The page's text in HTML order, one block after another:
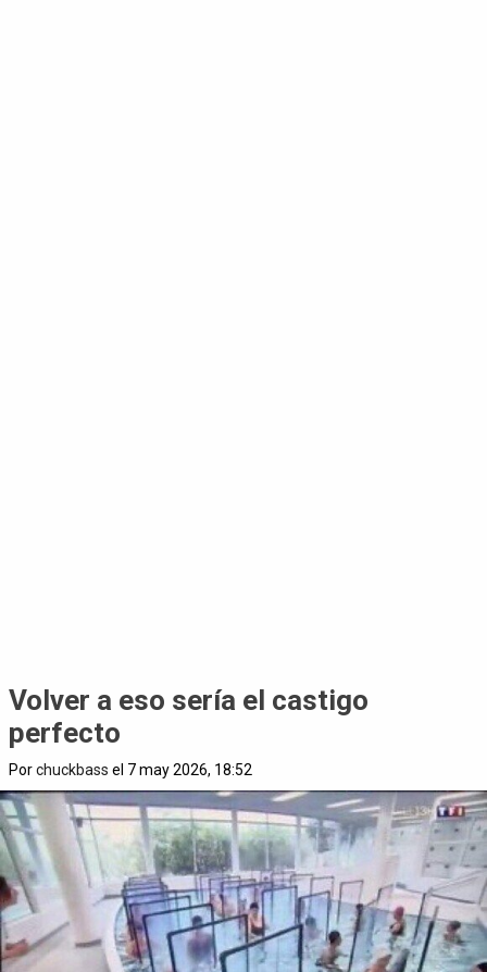
Volver a eso sería el castigo
perfecto
Porchuckbass el 7 may 2026, 18:52